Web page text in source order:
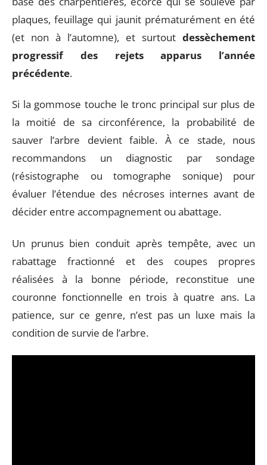
plaques, feuillage qui jaunit prématurément en été
(et non à l’automne), et surtout dessèchement
progressif des rejets apparus l’année
précédente.
Si la gommose touche le tronc principal sur plus de
la moitié de sa circonférence, la probabilité de
sauver l’arbre devient faible. À ce stade, nous
recommandons un diagnostic par sondage
(résistographe ou tomographe sonique) pour
évaluer l’étendue des nécroses internes avant de
décider entre accompagnement ou abattage.
Un prunus bien conduit après tempête, avec un
rabattage fractionné et des coupes propres
réalisées à la bonne période, reconstitue une
couronne fonctionnelle en trois à quatre ans. La
patience, sur ce genre, n’est pas un luxe mais la
condition de survie de l’arbre.